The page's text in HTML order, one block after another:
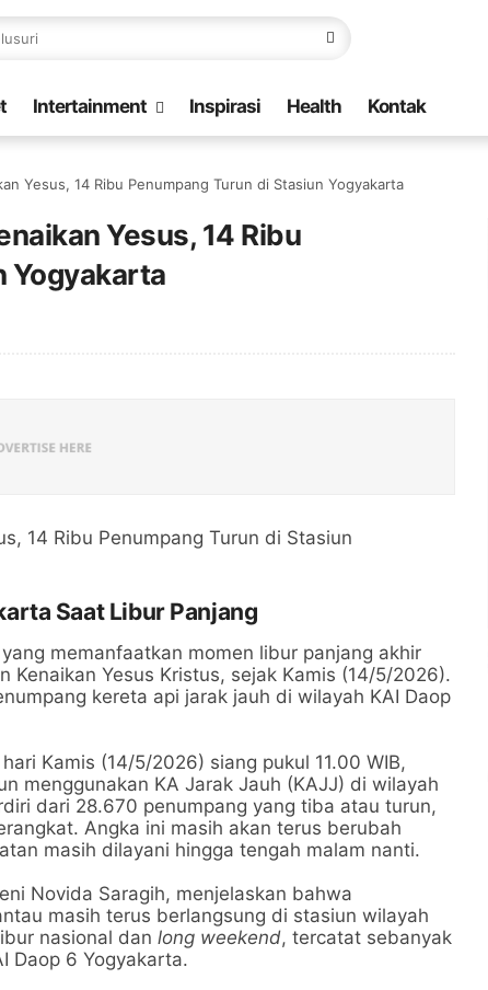
Intertainment Inspirasi Health Kontak
Yesus, 14 Ribu Penumpang Turun di Stasiun Yogyakarta
Yesus, 14 Ribu
Yogyakarta
Saat Libur Panjang
memanfaatkan momen libur panjang akhir
Kenaikan Yesus Kristus, sejak Kamis (14/5/2026).
kereta api jarak jauh di wilayah KAI Daop
Kamis (14/5/2026) siang pukul 11.00 WIB,
menggunakan KA Jarak Jauh (KAJJ) di wilayah
dari 28.670 penumpang yang tiba atau turun,
Angka ini masih akan terus berubah
masih dilayani hingga tengah malam nanti.
Novida Saragih, menjelaskan bahwa
masih terus berlangsung di stasiun wilayah
nasional dan long weekend, tercatat sebanyak
Daop 6 Yogyakarta.